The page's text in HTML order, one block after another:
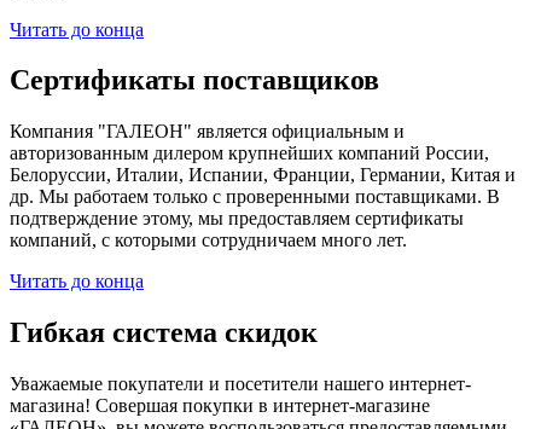
Читать до конца
Сертификаты поставщиков
Компания "ГАЛЕОН" является официальным и
авторизованным дилером крупнейших компаний России,
Белоруссии, Италии, Испании, Франции, Германии, Китая и
др. Мы работаем только с проверенными поставщиками. В
подтверждение этому, мы предоставляем сертификаты
компаний, с которыми сотрудничаем много лет.
Читать до конца
Гибкая система скидок
Уважаемые покупатели и посетители нашего интернет-
магазина! Совершая покупки в интернет-магазине